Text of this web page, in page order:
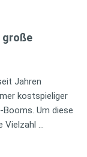
große
Jahren
kostspieliger
Booms. Um diese
Vielzahl …